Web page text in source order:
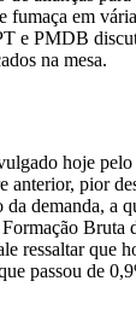
fumaça em
e PMDB
na mesa.
hoje
anterior, pior
demanda, a
Bruta
ressaltar que
passou de